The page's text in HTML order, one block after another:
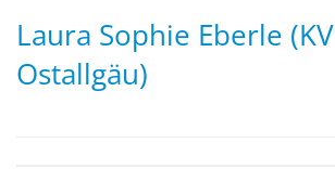
Laura Sophie Eberle (KV
Ostallgäu)